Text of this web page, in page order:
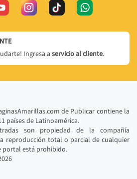
Ingresa a servicio al cliente.
de Publicar contiene la
países de Latinoamérica.
son propiedad de la compañía
reproducción total o parcial de cualquier
portal está prohibido.